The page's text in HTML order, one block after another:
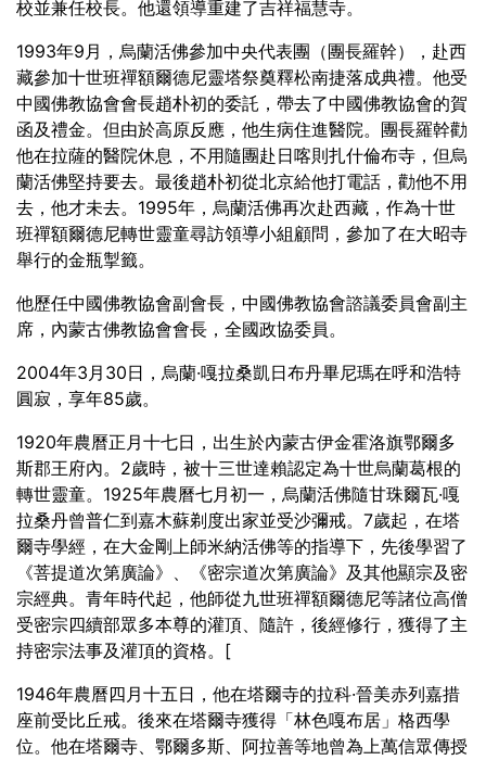
校並兼任校長。他還領導重建了吉祥福慧寺。
1993年9月，烏蘭活佛參加中央代表團（團長羅幹），赴西
藏參加十世班禪額爾德尼靈塔祭奠釋松南捷落成典禮。他受
中國佛教協會會長趙朴初的委託，帶去了中國佛教協會的賀
函及禮金。但由於高原反應，他生病住進醫院。團長羅幹勸
他在拉薩的醫院休息，不用隨團赴日喀則扎什倫布寺，但烏
蘭活佛堅持要去。最後趙朴初從北京給他打電話，勸他不用
去，他才未去。1995年，烏蘭活佛再次赴西藏，作為十世
班禪額爾德尼轉世靈童尋訪領導小組顧問，參加了在大昭寺
舉行的金瓶掣籤。
他歷任中國佛教協會副會長，中國佛教協會諮議委員會副主
席，內蒙古佛教協會會長，全國政協委員。
2004年3月30日，烏蘭·嘎拉桑凱日布丹畢尼瑪在呼和浩特
圓寂，享年85歲。
1920年農曆正月十七日，出生於內蒙古伊金霍洛旗鄂爾多
斯郡王府內。2歲時，被十三世達賴認定為十世烏蘭葛根的
轉世靈童。1925年農曆七月初一，烏蘭活佛隨甘珠爾瓦·嘎
拉桑丹曾普仁到嘉木蘇剃度出家並受沙彌戒。7歲起，在塔
爾寺學經，在大金剛上師米納活佛等的指導下，先後學習了
《菩提道次第廣論》、《密宗道次第廣論》及其他顯宗及密
宗經典。青年時代起，他師從九世班禪額爾德尼等諸位高僧
受密宗四續部眾多本尊的灌頂、隨許，後經修行，獲得了主
持密宗法事及灌頂的資格。[
1946年農曆四月十五日，他在塔爾寺的拉科·晉美赤列嘉措
座前受比丘戒。後來在塔爾寺獲得「林色嘎布居」格西學
位。他在塔爾寺、鄂爾多斯、阿拉善等地曾為上萬信眾傳授